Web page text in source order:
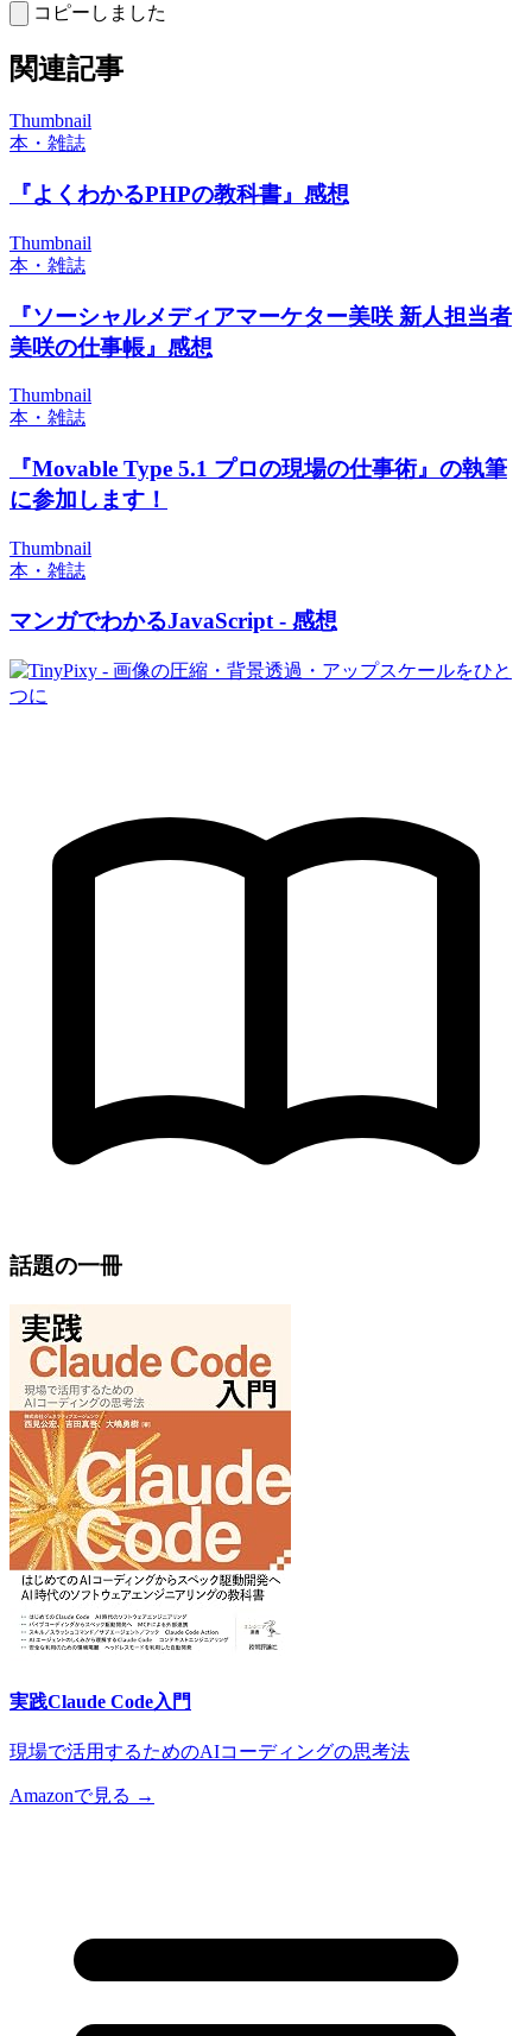
コピーしました
関連記事
Thumbnail
本・雑誌
『よくわかるPHPの教科書』感想
Thumbnail
本・雑誌
『ソーシャルメディアマーケター美咲 新人担当者
美咲の仕事帳』感想
Thumbnail
本・雑誌
『Movable Type 5.1 プロの現場の仕事術』の執筆
に参加します！
Thumbnail
本・雑誌
マンガでわかるJavaScript - 感想
話題の一冊
実践Claude Code入門
現場で活用するためのAIコーディングの思考法
Amazonで見る →